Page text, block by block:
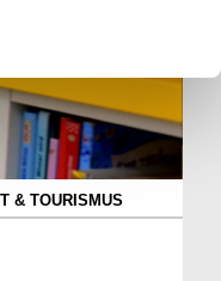
& TOURISMUS